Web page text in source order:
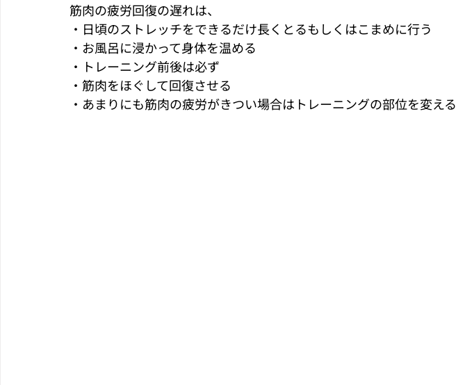
筋肉の疲労回復の遅れは、
・日頃のストレッチをできるだけ長くとるもしくはこまめに行う
・お風呂に浸かって身体を温める
・トレーニング前後は必ず
・筋肉をほぐして回復させる
・あまりにも筋肉の疲労がきつい場合はトレーニングの部位を変える